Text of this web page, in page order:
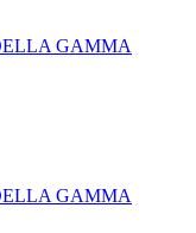
GAMMA
GAMMA